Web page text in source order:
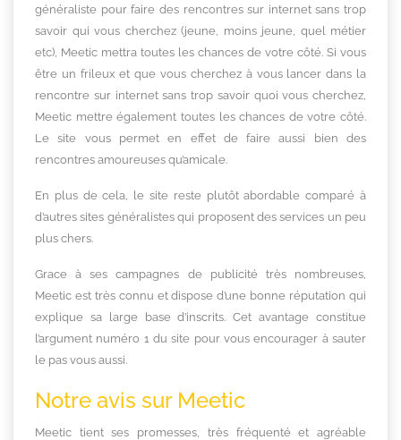
généraliste pour faire des rencontres sur internet sans trop
savoir qui vous cherchez (jeune, moins jeune, quel métier
etc), Meetic mettra toutes les chances de votre côté. Si vous
être un frileux et que vous cherchez à vous lancer dans la
rencontre sur internet sans trop savoir quoi vous cherchez,
Meetic mettre également toutes les chances de votre côté.
Le site vous permet en effet de faire aussi bien des
rencontres amoureuses qu’amicale.
En plus de cela, le site reste plutôt abordable comparé à
d’autres sites généralistes qui proposent des services un peu
plus chers.
Grace à ses campagnes de publicité très nombreuses,
Meetic est très connu et dispose d’une bonne réputation qui
explique sa large base d’inscrits. Cet avantage constitue
l’argument numéro 1 du site pour vous encourager à sauter
le pas vous aussi.
Notre avis sur Meetic
Meetic tient ses promesses, très fréquenté et agréable